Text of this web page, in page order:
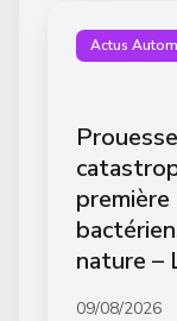
Actus
première
nature –
09/08/2026